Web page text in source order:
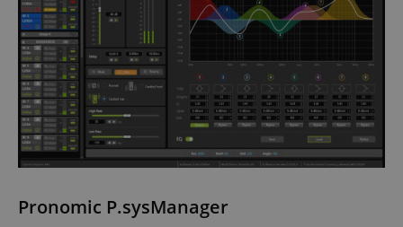
Pronomic P.sysManager